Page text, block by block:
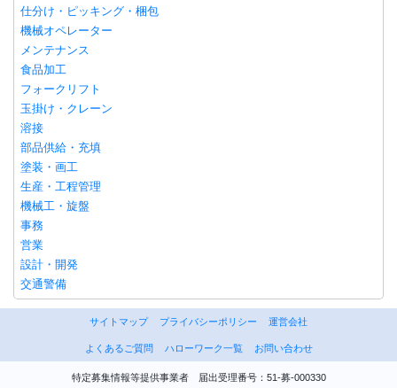
仕分け・ピッキング・梱包
機械オペレーター
メンテナンス
食品加工
フォークリフト
玉掛け・クレーン
溶接
部品供給・充填
塗装・画工
生産・工程管理
機械工・旋盤
事務
営業
設計・開発
交通警備
サイトマップ プライバシーポリシー 運営会社
よくあるご質問 ハローワーク一覧 お問い合わせ
特定募集情報等提供事業者 届出受理番号：51-募-000330